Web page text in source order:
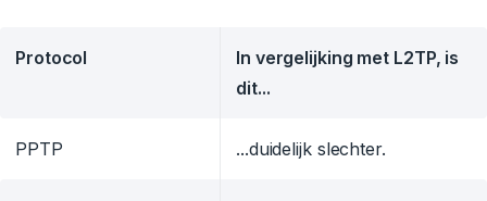
Protocol
In vergelijking met L2TP, is
dit...
PPTP ...duidelijk slechter.